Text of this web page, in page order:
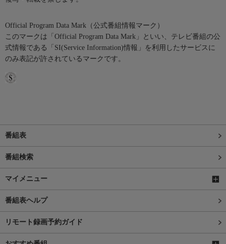
Official Program Data Mark（公式番組情報マーク）
このマークは「Official Program Data Mark」といい、テレビ番組の公
式情報である「SI(Service Information)情報」を利用したサービスに
のみ表記が許されているマークです。
番組表
番組検索
マイメニュー
番組表ヘルプ
リモート録画予約ガイド